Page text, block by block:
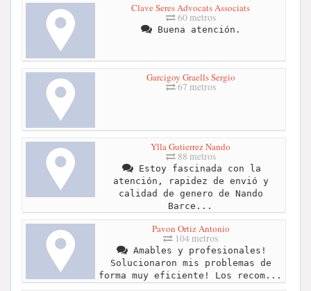
Clave Seres Advocats Associats
60 metros
Buena atención.
Garcigoy Graells Sergio
67 metros
Ylla Gutierrez Nando
88 metros
Estoy fascinada con la
atención, rapidez de envió y
calidad de genero de Nando
Barce...
Pavon Ortiz Antonio
104 metros
Amables y profesionales!
Solucionaron mis problemas de
forma muy eficiente! Los recom...